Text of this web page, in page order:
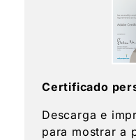
Certificado
Descarga e
para mostrar a